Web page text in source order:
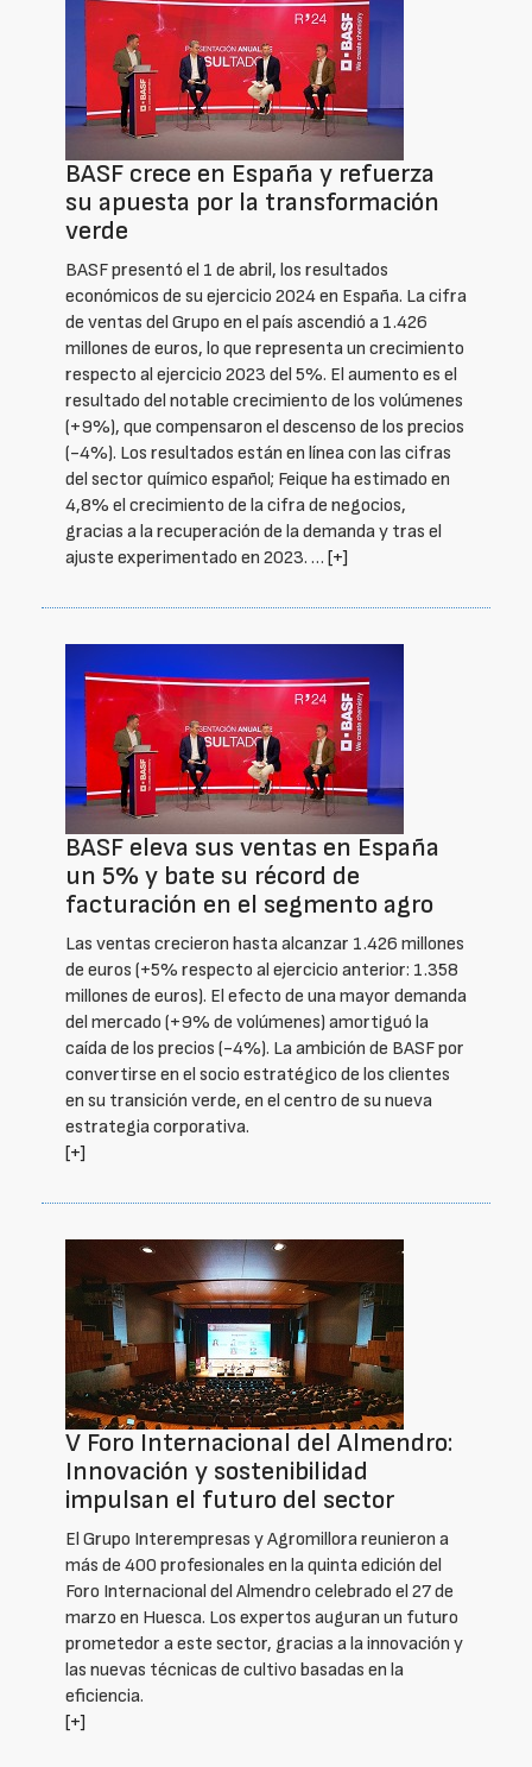
BASF crece en España y refuerza
su apuesta por la transformación
verde
BASF presentó el 1 de abril, los resultados
económicos de su ejercicio 2024 en España. La cifra
de ventas del Grupo en el país ascendió a 1.426
millones de euros, lo que representa un crecimiento
respecto al ejercicio 2023 del 5%. El aumento es el
resultado del notable crecimiento de los volúmenes
(+9%), que compensaron el descenso de los precios
(-4%). Los resultados están en línea con las cifras
del sector químico español; Feique ha estimado en
4,8% el crecimiento de la cifra de negocios,
gracias a la recuperación de la demanda y tras el
ajuste experimentado en 2023. … [+]
BASF eleva sus ventas en España
un 5% y bate su récord de
facturación en el segmento agro
Las ventas crecieron hasta alcanzar 1.426 millones
de euros (+5% respecto al ejercicio anterior: 1.358
millones de euros). El efecto de una mayor demanda
del mercado (+9% de volúmenes) amortiguó la
caída de los precios (-4%). La ambición de BASF por
convertirse en el socio estratégico de los clientes
en su transición verde, en el centro de su nueva
estrategia corporativa.
[+]
V Foro Internacional del Almendro:
Innovación y sostenibilidad
impulsan el futuro del sector
El Grupo Interempresas y Agromillora reunieron a
más de 400 profesionales en la quinta edición del
Foro Internacional del Almendro celebrado el 27 de
marzo en Huesca. Los expertos auguran un futuro
prometedor a este sector, gracias a la innovación y
las nuevas técnicas de cultivo basadas en la
eficiencia.
[+]